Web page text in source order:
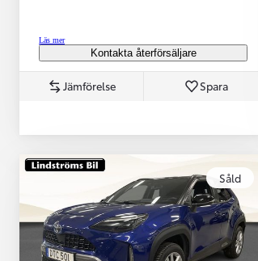
Läs mer
Kontakta återförsäljare
Jämförelse Spara
Såld